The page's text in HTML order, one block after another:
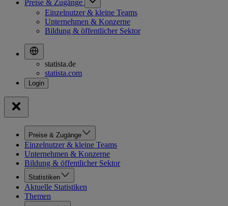
Preise & Zugänge
Einzelnutzer & kleine Teams
Unternehmen & Konzerne
Bildung & öffentlicher Sektor
statista.de
statista.com
Preise & Zugänge
Einzelnutzer & kleine Teams
Unternehmen & Konzerne
Bildung & öffentlicher Sektor
Statistiken
Aktuelle Statistiken
Themen